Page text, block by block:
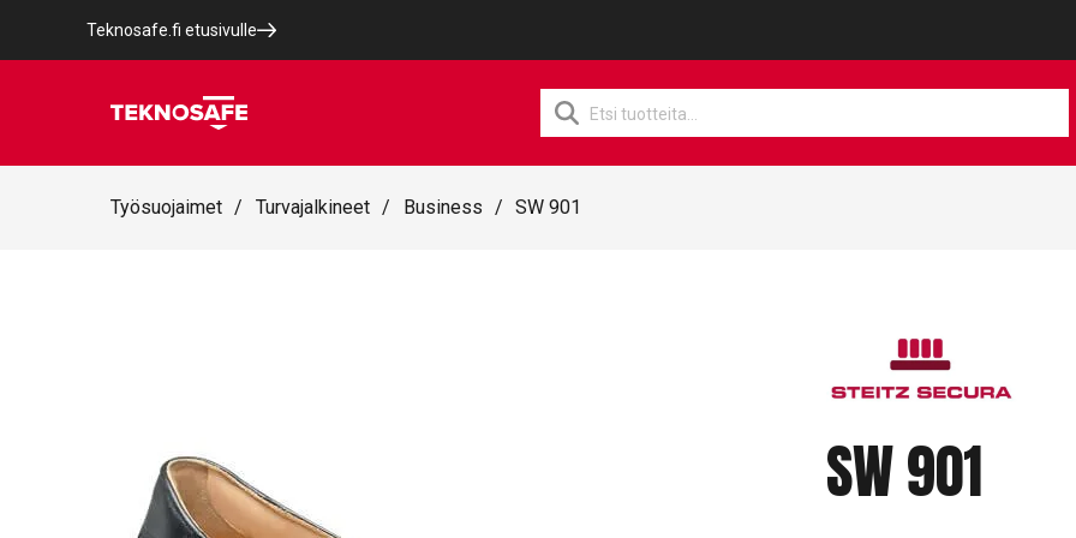
Teknosafe.fi etusivulle
Products
search
Työsuojaimet / Turvajalkineet / Business / SW 901
SW 901